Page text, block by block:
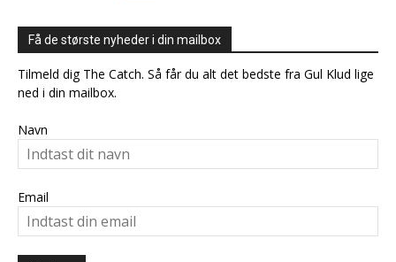
Få de største nyheder i din mailbox
Tilmeld dig The Catch. Så får du alt det bedste fra Gul Klud lige
ned i din mailbox.
Navn
Email